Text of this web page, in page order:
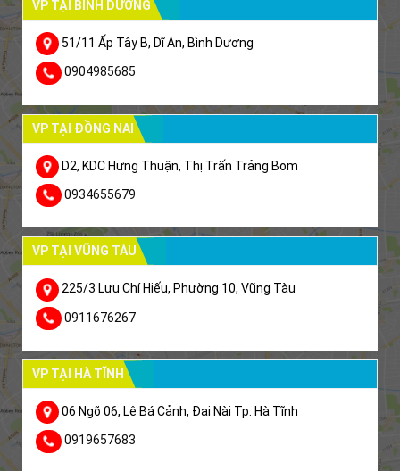
VP TẠI BÌNH DƯƠNG
51/11 Ấp Tây B, Dĩ An, Bình Dương
0904985685
VP TẠI ĐỒNG NAI
D2, KDC Hưng Thuận, Thị Trấn Trảng Bom
0934655679
VP TẠI VŨNG TÀU
225/3 Lưu Chí Hiếu, Phường 10, Vũng Tàu
0911676267
VP TẠI HÀ TĨNH
06 Ngõ 06, Lê Bá Cảnh, Đại Nài Tp. Hà Tĩnh
0919657683